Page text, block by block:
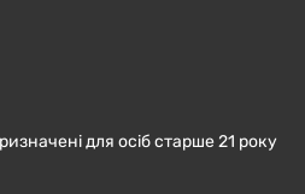
для осіб старше 21 року